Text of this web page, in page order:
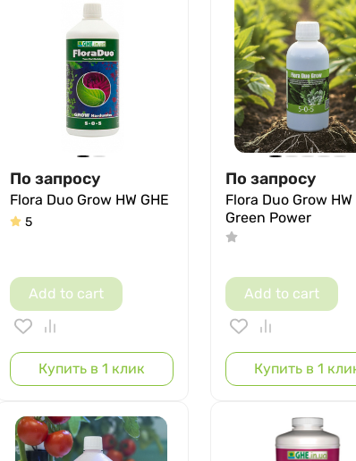
По запросу
Flora Duo Grow HW GHE
5
Add to cart
Купить в 1 клик
По запросу
Flora Duo Grow HW
Green Power
Add to cart
Купить в 1